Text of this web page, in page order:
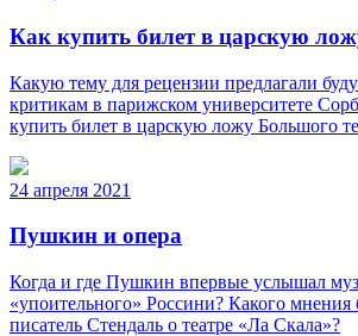
Как купить билет в царскую
Какую тему для рецензии предлагали
критикам в парижском университете
купить билет в царскую ложу Большого
24 апреля 2021
Пушкин и опера
Когда и где Пушкин впервые услышал
«упоительного» Россини? Какого
писатель Стендаль о театре «Ла Скала»?